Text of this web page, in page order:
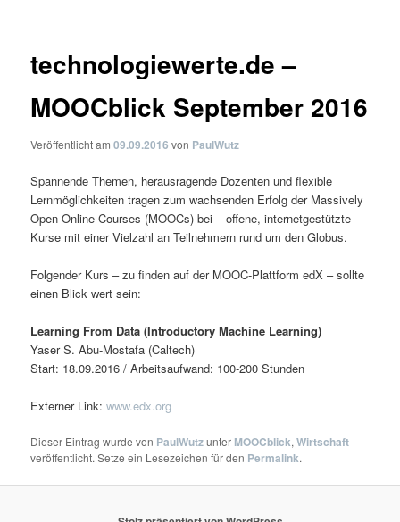
technologiewerte.de –
MOOCblick September 2016
Veröffentlicht am09.09.2016 von PaulWutz
Spannende Themen, herausragende Dozenten und flexible
Lernmöglichkeiten tragen zum wachsenden Erfolg der Massively
Open Online Courses (MOOCs) bei – offene, internetgestützte
Kurse mit einer Vielzahl an Teilnehmern rund um den Globus.
Folgender Kurs – zu finden auf der MOOC-Plattform edX – sollte
einen Blick wert sein:
Learning From Data (Introductory Machine Learning)
Yaser S. Abu-Mostafa (Caltech)
Start: 18.09.2016 / Arbeitsaufwand: 100-200 Stunden
Externer Link:www.edx.org
Dieser Eintrag wurde von PaulWutzunter MOOCblick,Wirtschaft
veröffentlicht. Setze ein Lesezeichen für den Permalink.